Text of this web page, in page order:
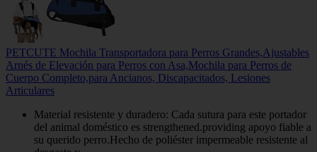
PETCUTE Mochila Transportadora para Perros Grandes,Ajustables
Arnés de Elevación para Perros con Asa,Mochila para Perros de
Cuerpo Completo,para Ancianos, Discapacitados, Lesiones
Articulares
Material resistente y duradero: Cada sutura para este portador
del animal doméstico es strengthened.providing apoyo fiable a
su querido perro.Hecho de poliéster impermeable resistente al